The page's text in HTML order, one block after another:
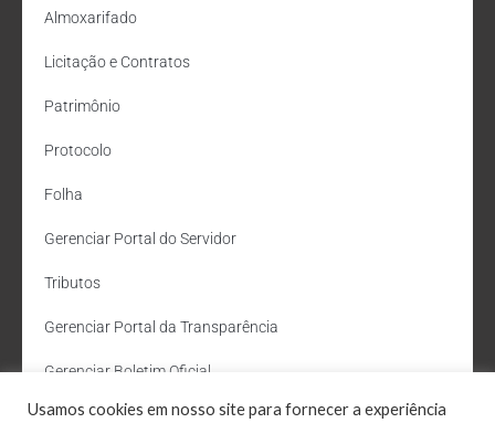
Almoxarifado
Licitação e Contratos
Patrimônio
Protocolo
Folha
Gerenciar Portal do Servidor
Tributos
Gerenciar Portal da Transparência
Gerenciar Boletim Oficial
Departamento de Água e Esgoto
Usamos cookies em nosso site para fornecer a experiência